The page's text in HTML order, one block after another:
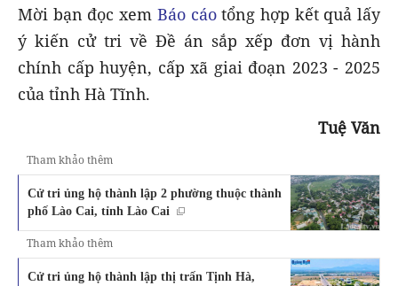
Mời bạn đọc xem Báo cáotổng hợp kết quả lấy
ý kiến cử tri về Đề án sắp xếp đơn vị hành
chính cấp huyện, cấp xã giai đoạn 2023 - 2025
của tỉnh Hà Tĩnh.
Tuệ Văn
Tham khảo thêm
Cử tri ủng hộ thành lập 2 phường thuộc thành
phố Lào Cai, tỉnh Lào Cai
Tham khảo thêm
Cử tri ủng hộ thành lập thị trấn Tịnh Hà,